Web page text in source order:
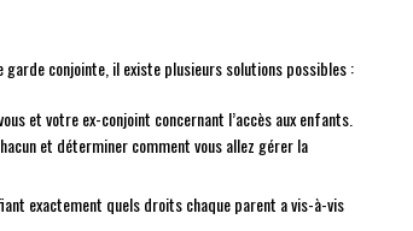
conjointe, il existe plusieurs solutions possibles :
et votre ex-conjoint concernant l’accès aux enfants.
et déterminer comment vous allez gérer la
exactement quels droits chaque parent a vis-à-vis